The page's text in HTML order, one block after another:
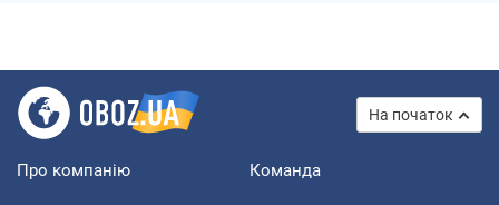
На початок
Про компанію Команда